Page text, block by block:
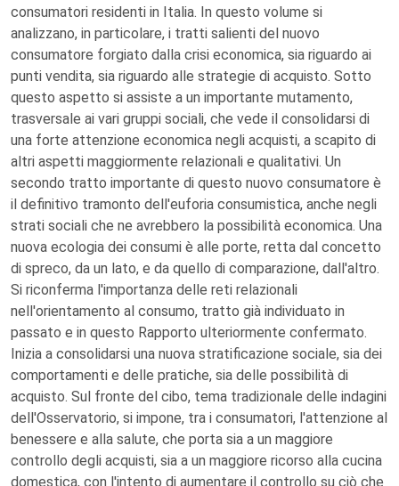
consumatori residenti in Italia. In questo volume si
analizzano, in particolare, i tratti salienti del nuovo
consumatore forgiato dalla crisi economica, sia riguardo ai
punti vendita, sia riguardo alle strategie di acquisto. Sotto
questo aspetto si assiste a un importante mutamento,
trasversale ai vari gruppi sociali, che vede il consolidarsi di
una forte attenzione economica negli acquisti, a scapito di
altri aspetti maggiormente relazionali e qualitativi. Un
secondo tratto importante di questo nuovo consumatore è
il definitivo tramonto dell'euforia consumistica, anche negli
strati sociali che ne avrebbero la possibilità economica. Una
nuova ecologia dei consumi è alle porte, retta dal concetto
di spreco, da un lato, e da quello di comparazione, dall'altro.
Si riconferma l'importanza delle reti relazionali
nell'orientamento al consumo, tratto già individuato in
passato e in questo Rapporto ulteriormente confermato.
Inizia a consolidarsi una nuova stratificazione sociale, sia dei
comportamenti e delle pratiche, sia delle possibilità di
acquisto. Sul fronte del cibo, tema tradizionale delle indagini
dell'Osservatorio, si impone, tra i consumatori, l'attenzione al
benessere e alla salute, che porta sia a un maggiore
controllo degli acquisti, sia a un maggiore ricorso alla cucina
domestica, con l'intento di aumentare il controllo su ciò che